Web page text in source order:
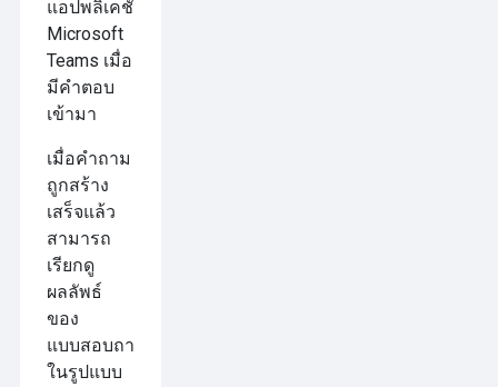
แอปพลิเคชัน
Microsoft
Teams เมื่อ
มีคำตอบ
เข้ามา
เมื่อคำถาม
ถูกสร้าง
เสร็จแล้ว
สามารถ
เรียกดู
ผลลัพธ์
ของ
แบบสอบถาม
ในรูปแบบ